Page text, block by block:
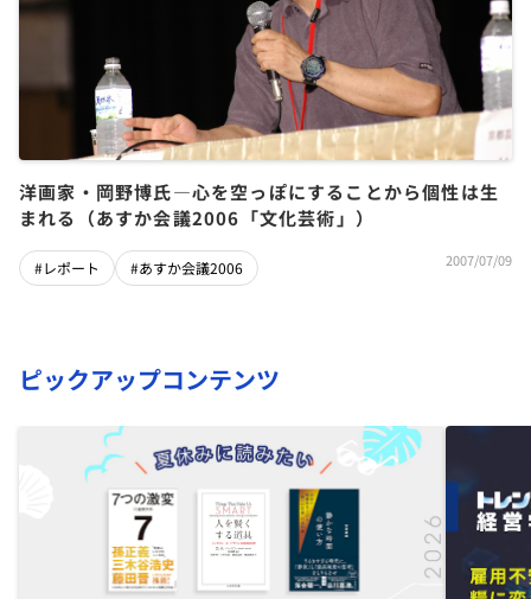
洋画家・岡野博氏―心を空っぽにすることから個性は生
まれる（あすか会議2006「文化芸術」）
#レポート #あすか会議2006 2007/07/09
ピックアップコンテンツ